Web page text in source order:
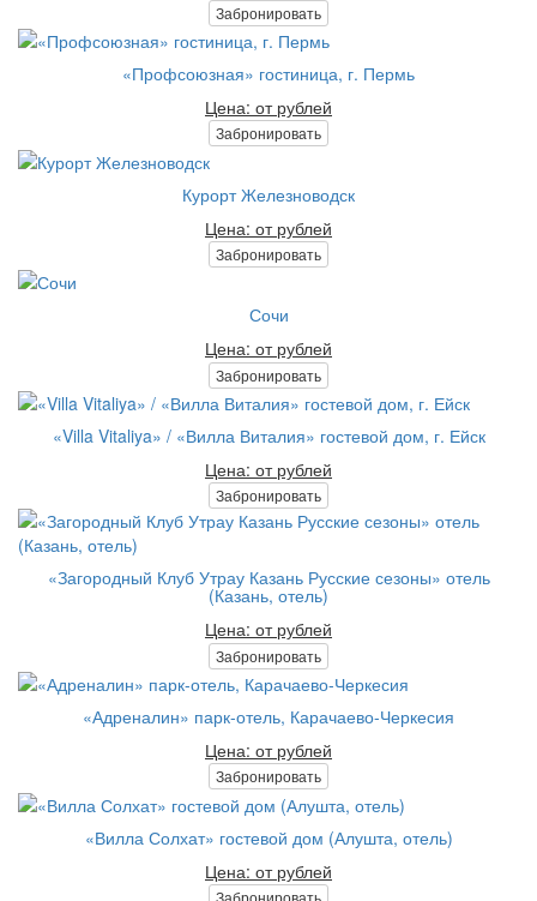
Забронировать
«Профсоюзная» гостиница, г. Пермь
Цена: от рублей
Забронировать
Курорт Железноводск
Цена: от рублей
Забронировать
Сочи
Цена: от рублей
Забронировать
«Villa Vitaliya» / «Вилла Виталия» гостевой дом, г. Ейск
Цена: от рублей
Забронировать
«Загородный Клуб Утрау Казань Русские сезоны» отель
(Казань, отель)
Цена: от рублей
Забронировать
«Адреналин» парк-отель, Карачаево-Черкесия
Цена: от рублей
Забронировать
«Вилла Солхат» гостевой дом (Алушта, отель)
Цена: от рублей
Забронировать